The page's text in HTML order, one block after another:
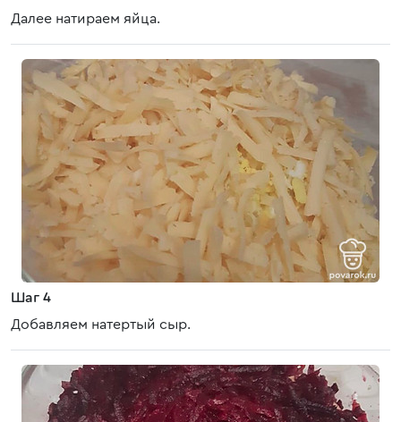
Далее натираем яйца.
Шаг 4
Добавляем натертый сыр.